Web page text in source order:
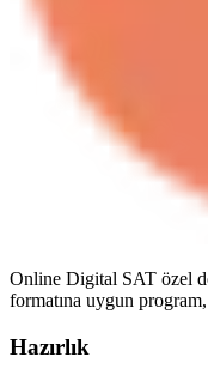
Online Digital SAT özel
formatına uygun program,
Hazırlık